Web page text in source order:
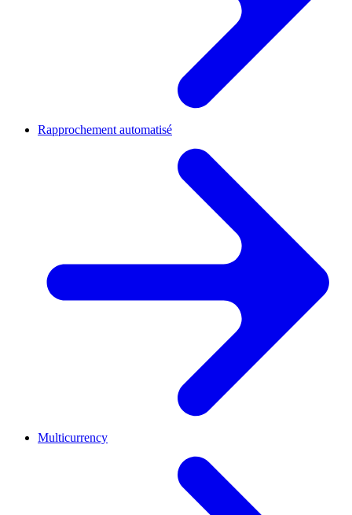
Rapprochement automatisé
Multicurrency